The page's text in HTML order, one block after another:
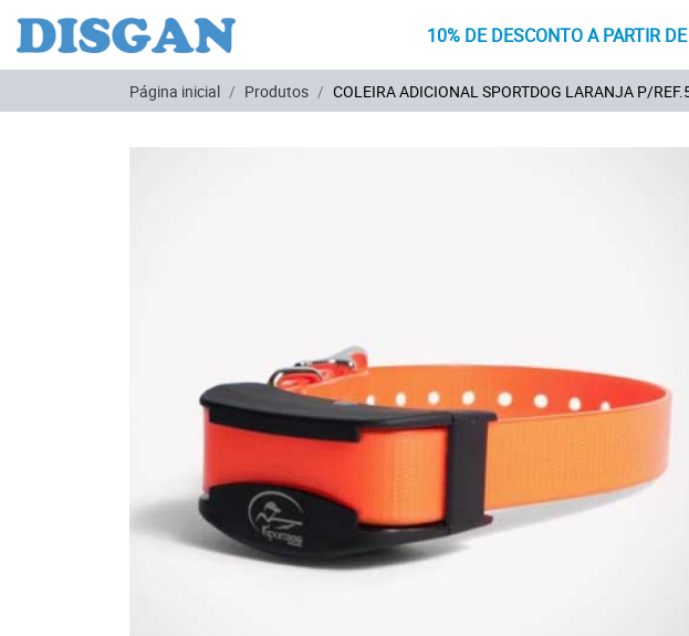
Ir para o conteúdo principal
10% DE DESCONTO A PARTIR
Página inicial Produtos COLEIRA ADICIONAL SPORTDOG LARANJA P/